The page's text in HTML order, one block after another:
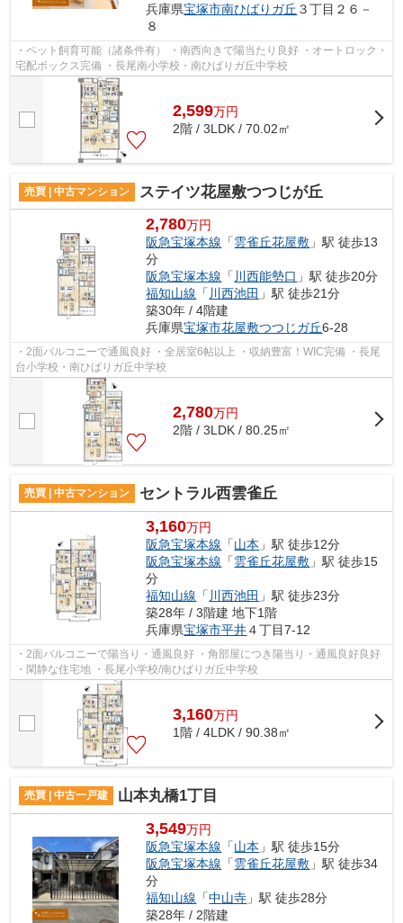
兵庫県宝塚市南ひばりガ丘 ３丁目２６－
８
・ペット飼育可能（諸条件有） ・南西向きで陽当たり良好 ・オートロック・
宅配ボックス完備 ・長尾南小学校・南ひばりガ丘中学校
2,599万円
2階 / 3LDK / 70.02㎡
売買 | 中古マンション ステイツ花屋敷つつじが丘
2,780万円
阪急宝塚本線 「雲雀丘花屋敷 」駅 徒歩13
分
阪急宝塚本線 「 川西能勢口 」駅 徒歩20分
福知山線 「 川西池田 」駅 徒歩21分
築30年 / 4階建
兵庫県宝塚市花屋敷つつじガ丘6-28
・2面バルコニーで通風良好 ・全居室6帖以上 ・収納豊富！WIC完備 ・長尾
台小学校・南ひばりガ丘中学校
2,780万円
2階 / 3LDK / 80.25㎡
売買 | 中古マンション セントラル西雲雀丘
3,160万円
阪急宝塚本線 「山本 」駅 徒歩12分
阪急宝塚本線 「雲雀丘花屋敷 」駅 徒歩15
分
福知山線 「 川西池田 」駅 徒歩23分
築28年 / 3階建 地下1階
兵庫県宝塚市平井４丁目7-12
・2面バルコニーで陽当り・通風良好 ・角部屋につき陽当り・通風良好良好
・閑静な住宅地 ・長尾小学校/南ひばりガ丘中学校
3,160万円
1階 / 4LDK / 90.38㎡
売買 | 中古一戸建 山本丸橋1丁目
3,549万円
阪急宝塚本線 「山本 」駅 徒歩15分
阪急宝塚本線 「雲雀丘花屋敷 」駅 徒歩34
分
福知山線 「中山寺 」駅 徒歩28分
築28年 / 2階建